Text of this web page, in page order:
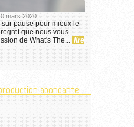
mars 2020
pause pour mieux le
que nous vous
de What's The... lire
abondante